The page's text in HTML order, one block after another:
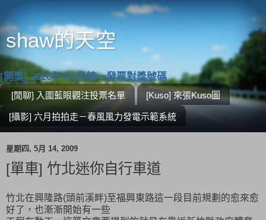
shaw的天空
[開獎] 2026年3-4月統一發票對獎號碼
[閒聊] 入圍藍眼觀注投票名單 [Kuso] 來張Kuso圖
[攝影] 六月拍拍走－春風風力發電示範系統
星期四, 5月 14, 2009
[單車] 竹北迷你自行車道
竹北在興隆路(頭前溪畔)至福興東路這一段目前規劃的愈來愈
好了，也漸漸開始有一些